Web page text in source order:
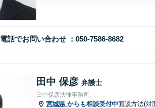
電話でお問い合わせ
田中 保彦 弁護士
田中保彦法律事務所
宮城県 からも相談受付中面談方法(対